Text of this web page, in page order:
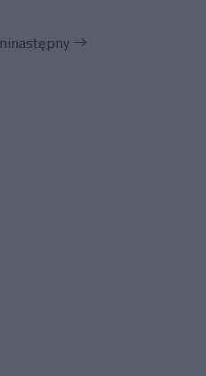
następny